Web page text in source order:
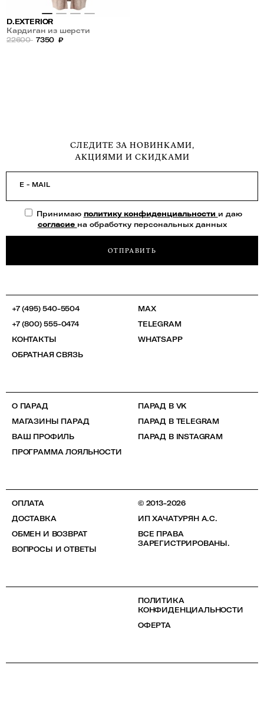
D.EXTERIOR
Кардиган из шерсти
22600 7350 ₽
СЛЕДИТЕ ЗА НОВИНКАМИ,
АКЦИЯМИ И СКИДКАМИ
E - MAIL
Принимаю политику конфиденциальности и даю
согласие на обработку персональных данных
ОТПРАВИТЬ
+7 (495) 540-5504
+7 (800) 555-0474
КОНТАКТЫ
ОБРАТНАЯ СВЯЗЬ
MAX
TELEGRAM
WHATSAPP
О ПАРАД
МАГАЗИНЫ ПАРАД
ВАШ ПРОФИЛЬ
ПРОГРАММА ЛОЯЛЬНОСТИ
ПАРАД В VK
ПАРАД В TELEGRAM
ПАРАД В INSTAGRAM
ОПЛАТА
ДОСТАВКА
ОБМЕН И ВОЗВРАТ
ВОПРОСЫ И ОТВЕТЫ
© 2013-2026
ИП ХАЧАТУРЯН А.С.
ВСЕ ПРАВА
ЗАРЕГИСТРИРОВАНЫ.
ПОЛИТИКА
КОНФИДЕНЦИАЛЬНОСТИ
ОФЕРТА